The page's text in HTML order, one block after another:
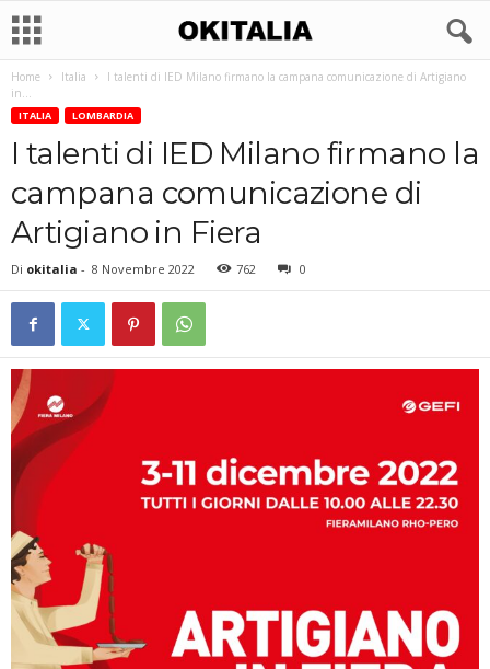
Home Italia
I talenti di IED Milano firmano la campana comunicazione di Artigiano
in...
ITALIA LOMBARDIA
I talenti di IED Milano firmano la
campana comunicazione di
Artigiano in Fiera
Di okitalia - 8 Novembre 2022 762 0